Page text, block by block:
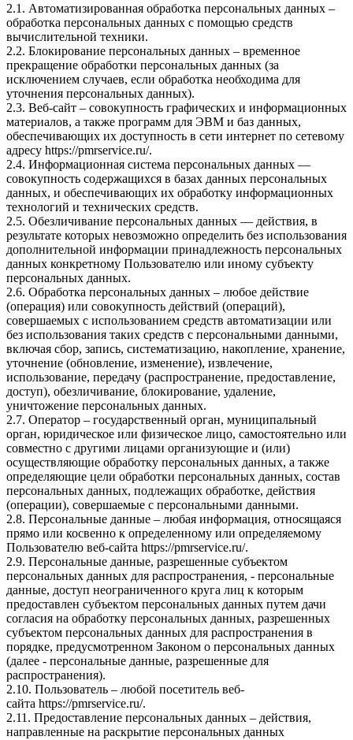
2.1. Автоматизированная обработка персональных данных –
обработка персональных данных с помощью средств
вычислительной техники.
2.2. Блокирование персональных данных – временное
прекращение обработки персональных данных (за
исключением случаев, если обработка необходима для
уточнения персональных данных).
2.3. Веб-сайт – совокупность графических и информационных
материалов, а также программ для ЭВМ и баз данных,
обеспечивающих их доступность в сети интернет по сетевому
адресу https://pmrservice.ru/.
2.4. Информационная система персональных данных —
совокупность содержащихся в базах данных персональных
данных, и обеспечивающих их обработку информационных
технологий и технических средств.
2.5. Обезличивание персональных данных — действия, в
результате которых невозможно определить без использования
дополнительной информации принадлежность персональных
данных конкретному Пользователю или иному субъекту
персональных данных.
2.6. Обработка персональных данных – любое действие
(операция) или совокупность действий (операций),
совершаемых с использованием средств автоматизации или
без использования таких средств с персональными данными,
включая сбор, запись, систематизацию, накопление, хранение,
уточнение (обновление, изменение), извлечение,
использование, передачу (распространение, предоставление,
доступ), обезличивание, блокирование, удаление,
уничтожение персональных данных.
2.7. Оператор – государственный орган, муниципальный
орган, юридическое или физическое лицо, самостоятельно или
совместно с другими лицами организующие и (или)
осуществляющие обработку персональных данных, а также
определяющие цели обработки персональных данных, состав
персональных данных, подлежащих обработке, действия
(операции), совершаемые с персональными данными.
2.8. Персональные данные – любая информация, относящаяся
прямо или косвенно к определенному или определяемому
Пользователю веб-сайта https://pmrservice.ru/.
2.9. Персональные данные, разрешенные субъектом
персональных данных для распространения, - персональные
данные, доступ неограниченного круга лиц к которым
предоставлен субъектом персональных данных путем дачи
согласия на обработку персональных данных, разрешенных
субъектом персональных данных для распространения в
порядке, предусмотренном Законом о персональных данных
(далее - персональные данные, разрешенные для
распространения).
2.10. Пользователь – любой посетитель веб-
сайта https://pmrservice.ru/.
2.11. Предоставление персональных данных – действия,
направленные на раскрытие персональных данных